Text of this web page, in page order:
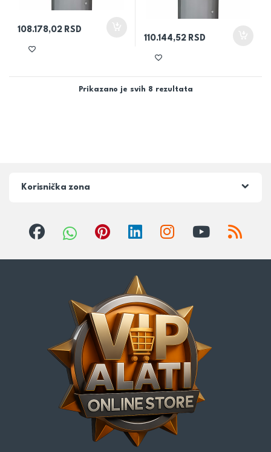
108.178,02 RSD
110.144,52 RSD
Prikazano je svih 8 rezultata
Korisnička zona